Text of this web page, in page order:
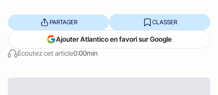
Écoutez cet article0:00min
PARTAGER CLASSER
Ajouter Atlantico en favori sur Google